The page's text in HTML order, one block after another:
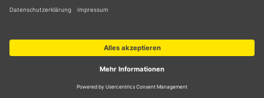
** ehemaliger UVP
*** Preis entspricht unserem Markteinführungspreis
der aktuellen Saison